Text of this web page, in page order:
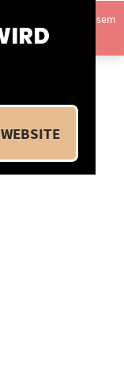
In diesem
Ausblenden